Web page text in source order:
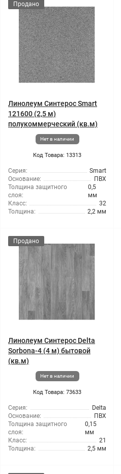
Продано
Линолеум Синтерос Smart
121600 (2,5 м)
полукоммерческий (кв.м)
Нет в наличии
Код Товара: 13313
Серия:
Smart
Основание:
ПВХ
Толщина защитного
слоя:
0,5
мм
Класс:
32
Толщина:
2,2 мм
Продано
Линолеум Синтерос Delta
Sorbona-4 (4 м) бытовой
(кв.м)
Нет в наличии
Код Товара: 73633
Серия:
Delta
Основание:
ПВХ
Толщина защитного
слоя:
0,15
мм
Класс:
21
Толщина:
2,5 мм